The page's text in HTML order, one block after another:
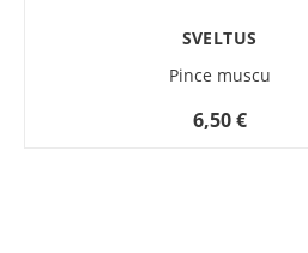
SVELTUS
Pince muscu
6,50 €